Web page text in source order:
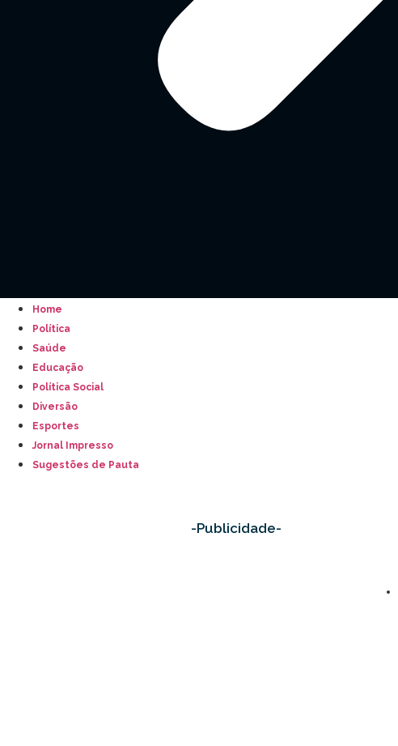
Home
Política
Saúde
Educação
Política Social
Diversão
Esportes
Jornal Impresso
Sugestões de Pauta
-Publicidade-